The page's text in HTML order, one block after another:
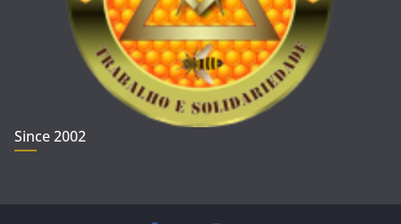
Since 2002